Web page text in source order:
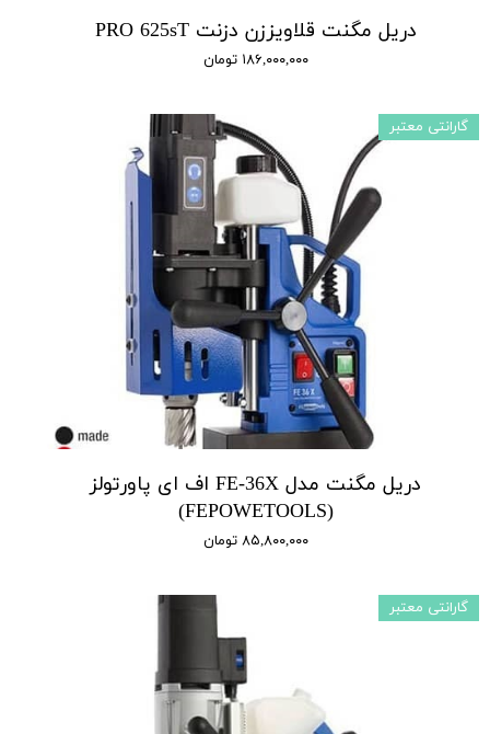
دریل مگنت قلاویززن دزنت PRO 625sT
۱۸۶,۰۰۰,۰۰۰ تومان
دریل مگنت مدل FE-36X اف ای پاورتولز
(FEPOWETOOLS)
۸۵,۸۰۰,۰۰۰ تومان
گارانتی معتبر
گارانتی معتبر